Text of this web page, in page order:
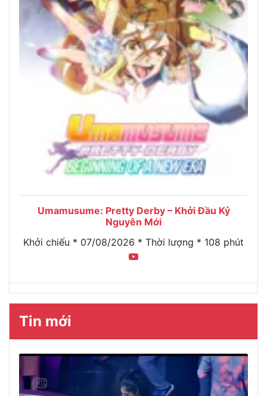
Umamusume: Pretty Derby – Khởi Đầu Kỷ
Nguyên Mới
Khởi chiếu * 07/08/2026 * Thời lượng * 108 phút
Tin mới